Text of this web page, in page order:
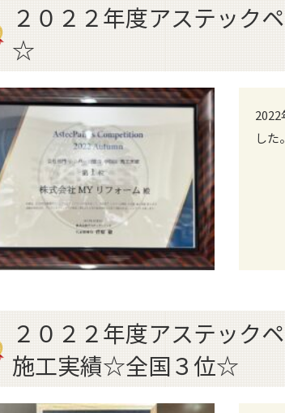
２０２２年度アステッ
☆
した。
２０２２年度アス
施工実績☆全国３位☆